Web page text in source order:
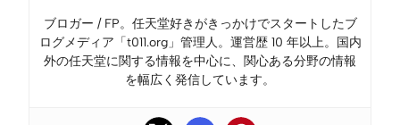
ブロガー / FP。任天堂好きがきっかけでスタートしたブ
ログメディア「t011.org」管理人。運営歴 10 年以上。国内
外の任天堂に関する情報を中心に、関心ある分野の情報
を幅広く発信しています。